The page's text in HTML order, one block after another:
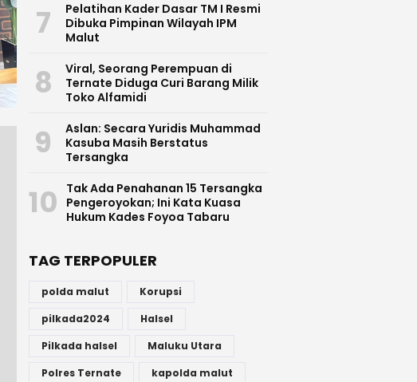
7
Pelatihan Kader Dasar TM I Resmi
Dibuka Pimpinan Wilayah IPM
Malut
8
Viral, Seorang Perempuan di
Ternate Diduga Curi Barang Milik
Toko Alfamidi
9
Aslan: Secara Yuridis Muhammad
Kasuba Masih Berstatus
Tersangka
10
Tak Ada Penahanan 15 Tersangka
Pengeroyokan; Ini Kata Kuasa
Hukum Kades Foyoa Tabaru
TAG TERPOPULER
polda malut
Korupsi
pilkada2024
Halsel
Pilkada halsel
Maluku Utara
Polres Ternate
kapolda malut